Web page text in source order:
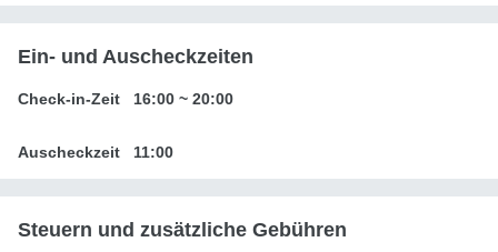
Ein- und Auscheckzeiten
Check-in-Zeit 16:00 ~ 20:00
Auscheckzeit 11:00
Steuern und zusätzliche Gebühren